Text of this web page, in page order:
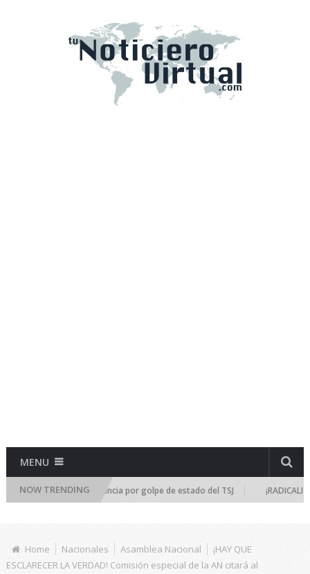
MENU
NOW TRENDING
reúne de emergencia por golpe de estado del TSJ ¡RADICALIZA
Home Nacionales Asamblea Nacional
¡HAY QUE
ESCLARECER LA VERDAD! Comisión especial de la AN citará al